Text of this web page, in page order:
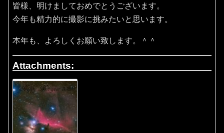
皆様、明けましておめでとうございます。
今年も精力的に撮影に挑みたいと思います。
本年も、よろしくお願い致します。＾＾
Attachments: